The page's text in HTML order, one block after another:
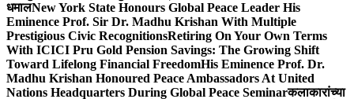
धमालNew York State Honours Global Peace Leader His
Eminence Prof. Sir Dr. Madhu Krishan With Multiple
Prestigious Civic RecognitionsRetiring On Your Own Terms
With ICICI Pru Gold Pension Savings: The Growing Shift
Toward Lifelong Financial FreedomHis Eminence Prof. Dr.
Madhu Krishan Honoured Peace Ambassadors At United
Nations Headquarters During Global Peace Seminarकलाकारांच्या